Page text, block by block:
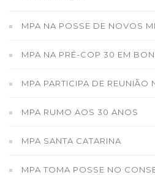
MPA NA POSSE DE NOVOS
MPA NA PRÉ-COP 30 EM
MPA PARTICIPA DE REUNIÃO
MPA RUMO AOS 30 ANOS
MPA SANTA CATARINA
MPA TOMA POSSE NO